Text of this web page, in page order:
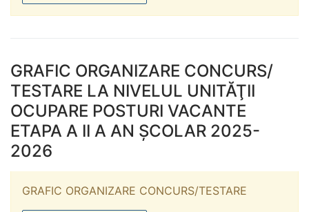
GRAFIC ORGANIZARE CONCURS/
TESTARE LA NIVELUL UNITĂŢII
OCUPARE POSTURI VACANTE
ETAPA A II A AN ŞCOLAR 2025-
2026
GRAFIC ORGANIZARE CONCURS/TESTARE